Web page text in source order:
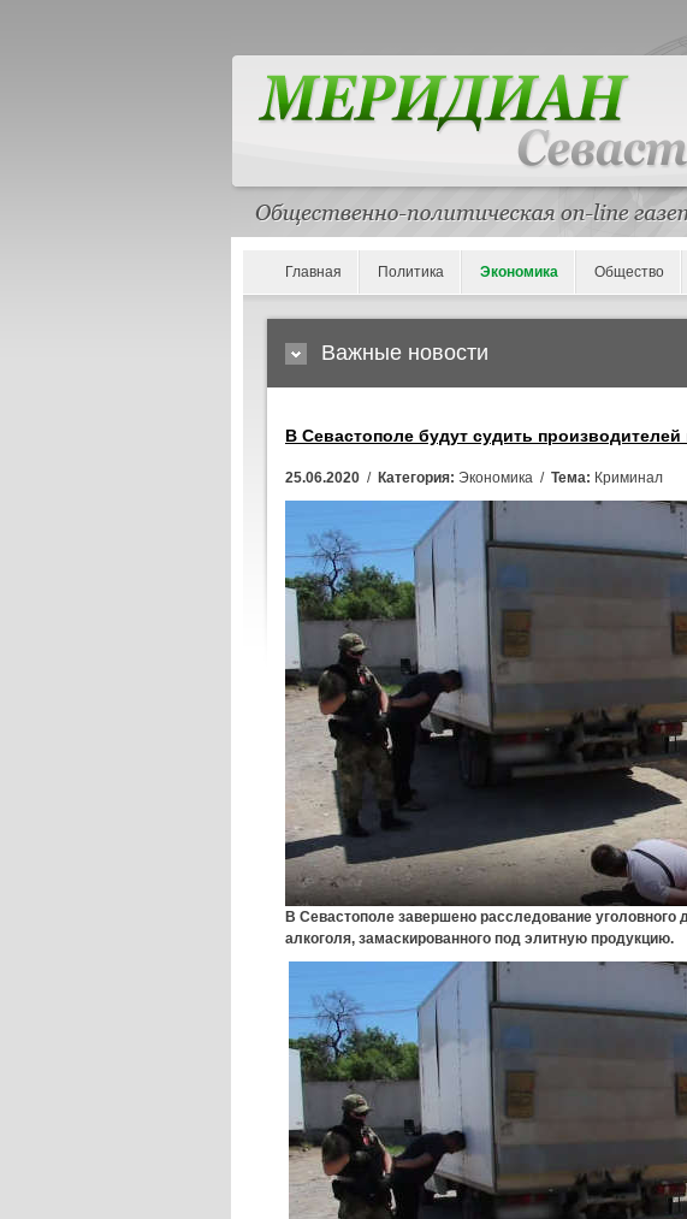
Главная Политика Экономика Общество
Важные новости
В Севастополе будут судить
25.06.2020 / Категория: Экономика / Тема: Криминал
В Севастополе завершено расследование уголовного
алкоголя, замаскированного под элитную продукцию.